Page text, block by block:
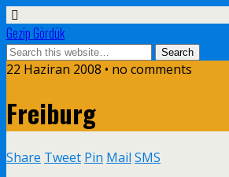
Gezip Gördük
22 Haziran 2008 • no comments
Freiburg
Share Tweet Pin Mail SMS